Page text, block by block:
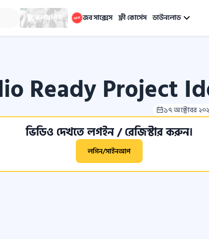
স্কলারশিপ জব সাক্সেস ফ্রী কোর্সেস ডাউনলোড
Ready Project
১৭ অক্টোবর
ভিডিও দেখতে লগইন / রেজিস্টার করুন।
লগিন/সাইনআপ